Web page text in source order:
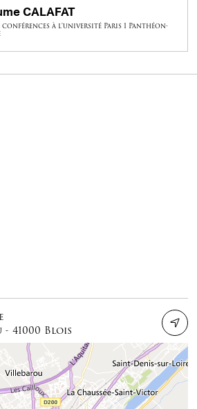
CALAFAT
à l'université Paris 1 Panthéon-
41000 Blois